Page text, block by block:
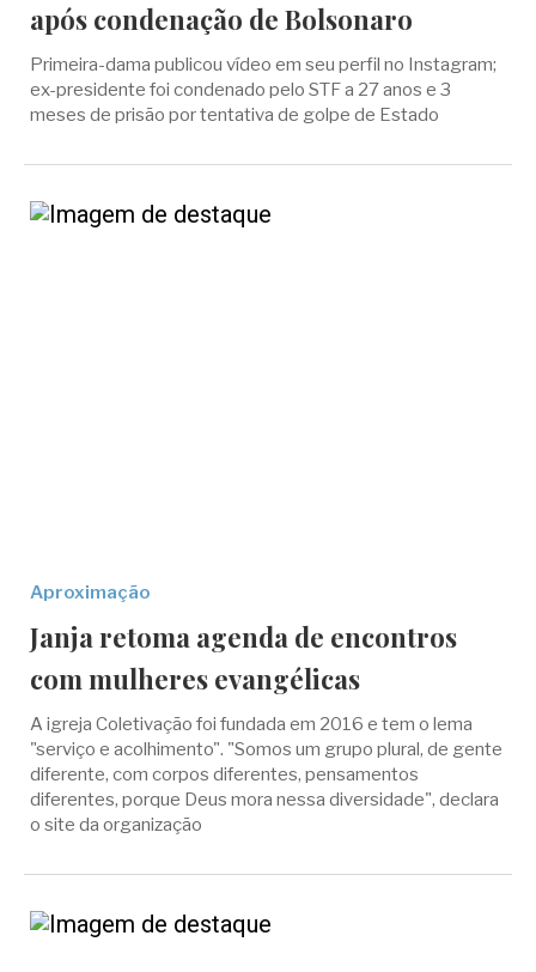
após condenação de Bolsonaro
Primeira-dama publicou vídeo em seu perfil no Instagram;
ex-presidente foi condenado pelo STF a 27 anos e 3
meses de prisão por tentativa de golpe de Estado
Aproximação
Janja retoma agenda de encontros
com mulheres evangélicas
A igreja Coletivação foi fundada em 2016 e tem o lema
"serviço e acolhimento". "Somos um grupo plural, de gente
diferente, com corpos diferentes, pensamentos
diferentes, porque Deus mora nessa diversidade", declara
o site da organização